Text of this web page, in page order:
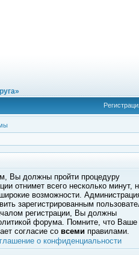
Вы должны пройти процедуру
отнимет всего несколько минут,
возможности.
зарегистрированным
регистрации, Вы должны
форума. Помните, что Ваше
согласие со всеми правилами.
о конфиденциальности